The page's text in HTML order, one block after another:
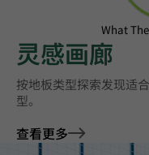
What
灵感画廊
按地板类型探索发现适
型。
查看更多